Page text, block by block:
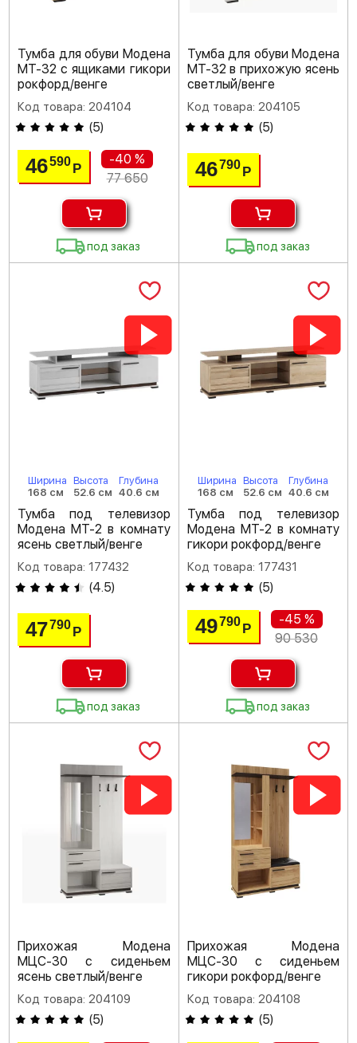
Тумба для обуви Модена
МТ-32 с ящиками гикори
рокфорд/венге
Код товара: 204104
(5)
46590Р
-40 %
77 650
под заказ
Тумба для обуви Модена
МТ-32 в прихожую ясень
светлый/венге
Код товара: 204105
(5)
46790 Р
под заказ
Ширина
168 см
Высота
52.6 см
Глубина
40.6 см
Тумба под телевизор
Модена МТ-2 в комнату
ясень светлый/венге
Код товара: 177432
(4.5)
47790Р
под заказ
Ширина
168 см
Высота
52.6 см
Глубина
40.6 см
Тумба под телевизор
Модена МТ-2 в комнату
гикори рокфорд/венге
Код товара: 177431
(5)
49790 Р
-45 %
90 530
под заказ
Прихожая Модена
МЦС-30 с сиденьем
ясень светлый/венге
Код товара: 204109
(5)
Прихожая Модена
МЦС-30 с сиденьем
гикори рокфорд/венге
Код товара: 204108
(5)